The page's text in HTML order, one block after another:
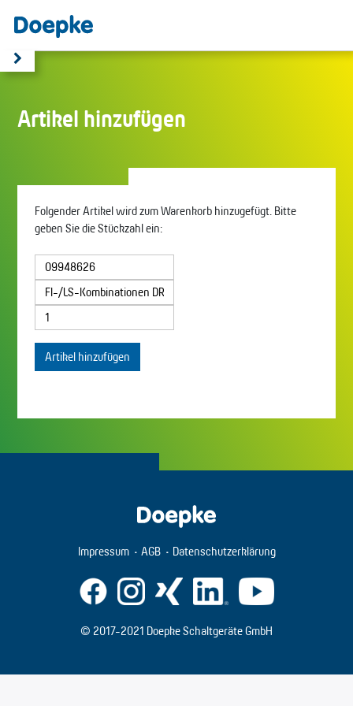
Artikel hinzufügen
Folgender Artikel wird zum Warenkorb hinzugefügt. Bitte
geben Sie die Stückzahl ein:
Artikel hinzufügen
Impressum AGB Datenschutzerklärung
© 2017-2021 Doepke Schaltgeräte GmbH